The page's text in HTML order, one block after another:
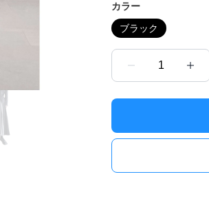
カラー
ブラック
1